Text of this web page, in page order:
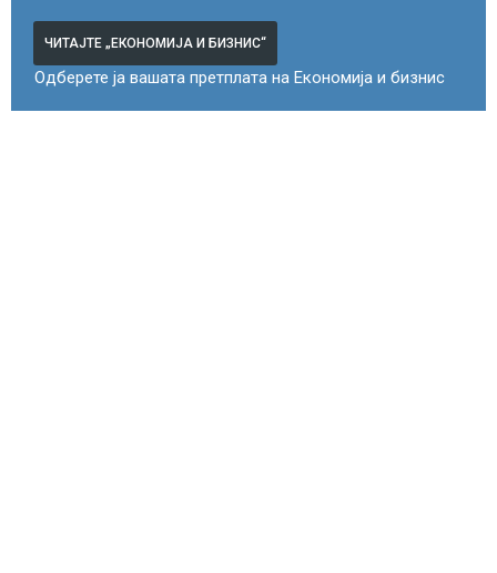
ЧИТАЈТЕ „ЕКОНОМИЈА И БИЗНИС“
Одберете ја вашата претплата на Економија и бизнис